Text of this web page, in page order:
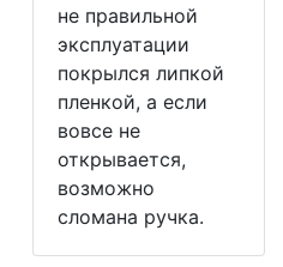
не правильной
эксплуатации
покрылся липкой
пленкой, а если
вовсе не
открывается,
возможно
сломана ручка.